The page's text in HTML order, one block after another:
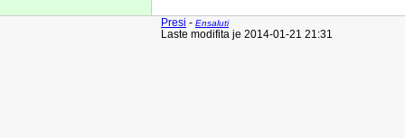
Presi - Ensaluti
Laste modifita je 2014-01-21 21:31